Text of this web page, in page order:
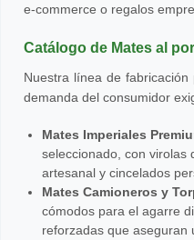
e-commerce o regalos
Catálogo de Mates al
Nuestra línea de
demanda del consumidor
Mates Imperiales
seleccionado, con virolas
artesanal y cincelados
Mates Camioneros y
cómodos para el agarre
reforzadas que aseguran